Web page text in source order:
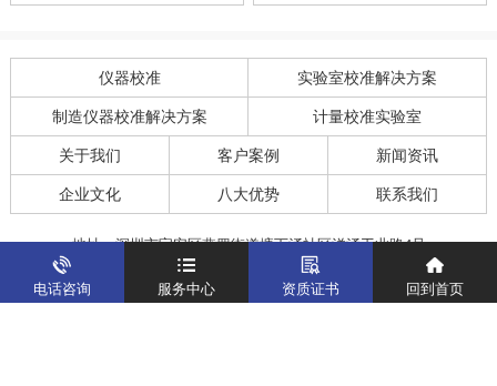
仪器校准 实验室校准解决方案
制造仪器校准解决方案 计量校准实验室
关于我们 客户案例 新闻资讯
企业文化 八大优势 联系我们
地址：深圳市宝安区燕罗街道塘下涌社区洋涌工业路4号
运营地址：广东省东莞市南城区鸿福路中环财富广场7层716
版权所有：华中计量粤ICP备19031793号-2
电话咨询 服务中心 资质证书 回到首页